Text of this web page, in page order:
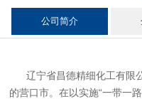
公司简介
辽宁省昌德精细化工有限
的营口市。在以实施“一带一